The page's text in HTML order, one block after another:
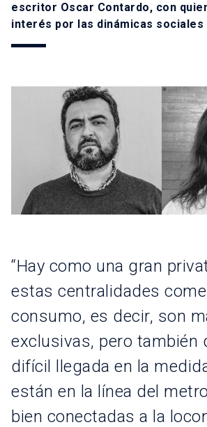
escritor Oscar Contardo, con
interés por las dinámicas sociales
“Hay como una gran
estas centralidades
consumo, es decir, son
exclusivas, pero también
difícil llegada en la
están en la línea del
bien conectadas a la